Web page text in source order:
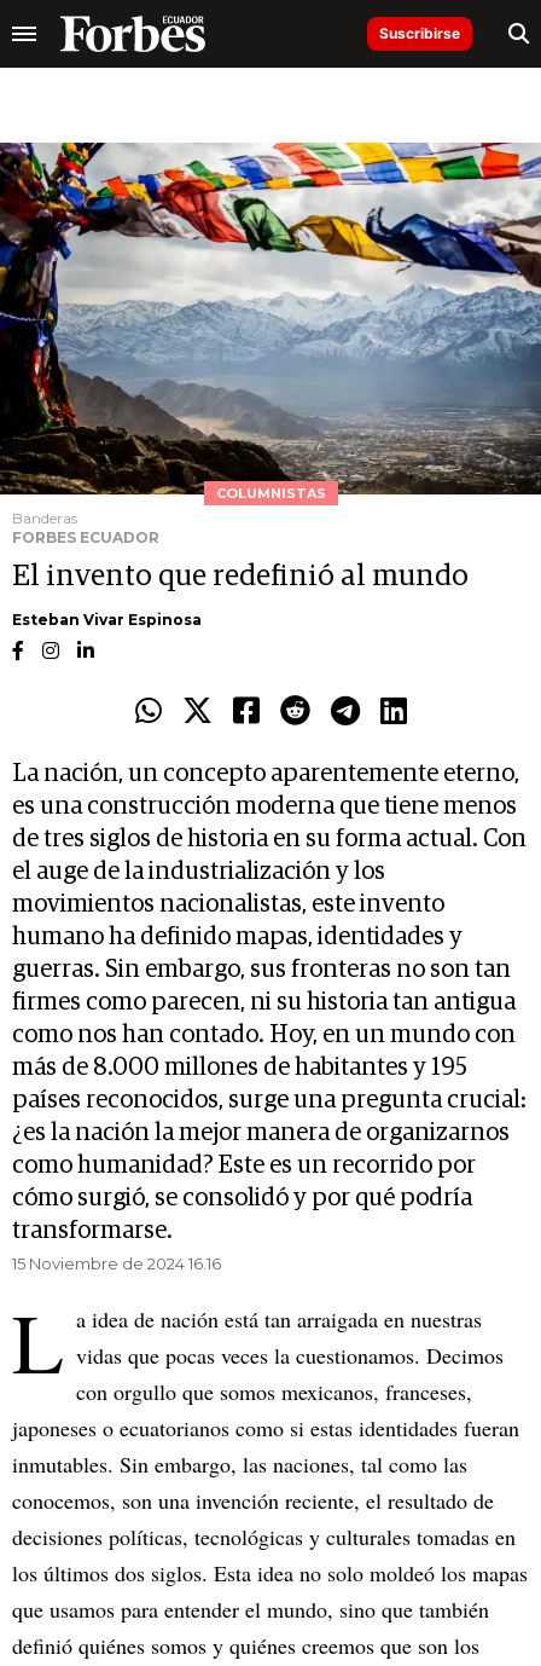
Suscribirse
COLUMNISTAS
Banderas
FORBES ECUADOR
El invento que redefinió al mundo
Esteban Vivar Espinosa
La nación, un concepto aparentemente eterno,
es una construcción moderna que tiene menos
de tres siglos de historia en su forma actual. Con
el auge de la industrialización y los
movimientos nacionalistas, este invento
humano ha definido mapas, identidades y
guerras. Sin embargo, sus fronteras no son tan
firmes como parecen, ni su historia tan antigua
como nos han contado. Hoy, en un mundo con
más de 8.000 millones de habitantes y 195
países reconocidos, surge una pregunta crucial:
¿es la nación la mejor manera de organizarnos
como humanidad? Este es un recorrido por
cómo surgió, se consolidó y por qué podría
transformarse.
15 Noviembre de 2024 16.16
L a idea de nación está tan arraigada en nuestras
vidas que pocas veces la cuestionamos. Decimos
con orgullo que somos mexicanos, franceses,
japoneses o ecuatorianos como si estas identidades fueran
inmutables. Sin embargo, las naciones, tal como las
conocemos, son una invención reciente, el resultado de
decisiones políticas, tecnológicas y culturales tomadas en
los últimos dos siglos. Esta idea no solo moldeó los mapas
que usamos para entender el mundo, sino que también
definió quiénes somos y quiénes creemos que son los